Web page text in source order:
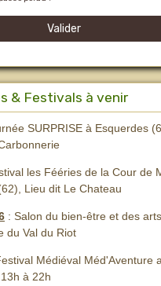
Valider
& Festivals à venir
SURPRISE à Esquerdes
les Fééries de la Cour de
Lieu dit Le Chateau
: Salon du bien-être et des
du Val du Riot
Médiéval Méd'Aventure
à 22h